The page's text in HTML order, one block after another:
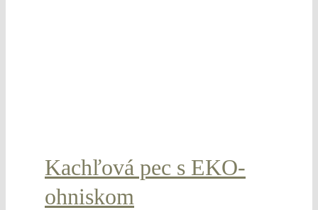
Kachľová pec s EKO-
ohniskom